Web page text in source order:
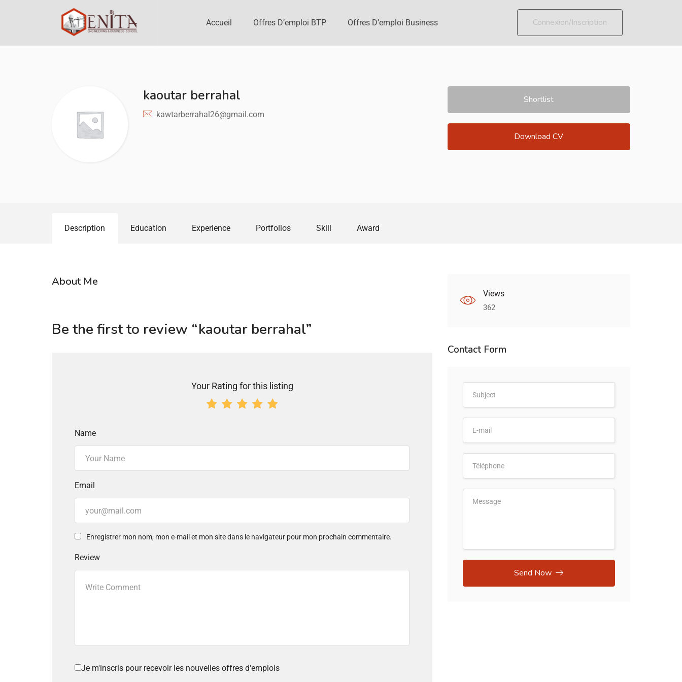
Accueil Offres D’emploi BTP Offres D’emploi Business Connexion/Inscription
kaoutar berrahal
kawtarberrahal26@gmail.com
Shortlist
Download CV
Description Education Experience Portfolios Skill Award
About Me
Be the first to review “kaoutar berrahal”
Your Rating for this listing
Name
Email
Enregistrer mon nom, mon e-mail et mon site dans le navigateur pour mon prochain commentaire.
Review
Je m'inscris pour recevoir les nouvelles offres d'emplois
Views
362
Contact Form
Send Now